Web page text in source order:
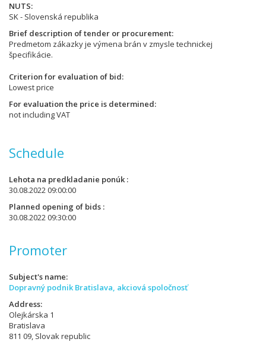
NUTS
SK - Slovenská republika
Brief description of tender or procurement
Predmetom zákazky je výmena brán v zmysle technickej
špecifikácie.
Criterion for evaluation of bid
Lowest price
For evaluation the price is determined
not including VAT
Schedule
Lehota na predkladanie ponúk
30.08.2022 09:00:00
Planned opening of bids
30.08.2022 09:30:00
Promoter
Subject's name
Dopravný podnik Bratislava, akciová spoločnosť
Address
Olejkárska 1
Bratislava
811 09, Slovak republic